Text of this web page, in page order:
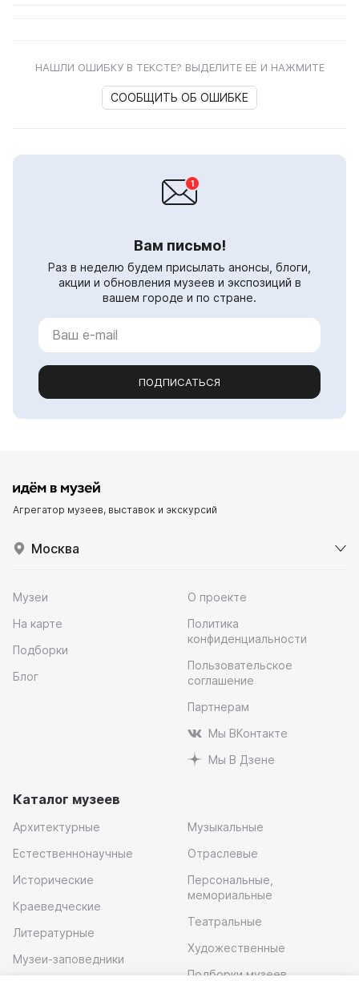
НАШЛИ ОШИБКУ В ТЕКСТЕ? ВЫДЕЛИТЕ ЕЁ И НАЖМИТЕ
СООБЩИТЬ ОБ ОШИБКЕ
Вам письмо!
Раз в неделю будем присылать анонсы, блоги,
акции и обновления музеев и экспозиций в
вашем городе и по стране.
ПОДПИСАТЬСЯ
Агрегатор музеев, выставок и экскурсий
Москва
Музеи
На карте
Подборки
Блог
О проекте
Политика
конфиденциальности
Пользовательское
соглашение
Партнерам
Мы ВКонтакте
Мы В Дзене
Каталог музеев
Архитектурные
Естественнонаучные
Исторические
Краеведческие
Литературные
Музеи-заповедники
Музыкальные
Отраслевые
Персональные,
мемориальные
Театральные
Художественные
Подборки музеев